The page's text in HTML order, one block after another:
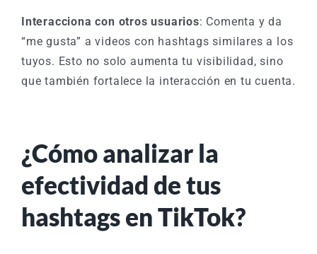
Interacciona con otros usuarios: Comenta y da
“me gusta” a videos con hashtags similares a los
tuyos. Esto no solo aumenta tu visibilidad, sino
que también fortalece la interacción en tu cuenta.
¿Cómo analizar la
efectividad de tus
hashtags en TikTok?